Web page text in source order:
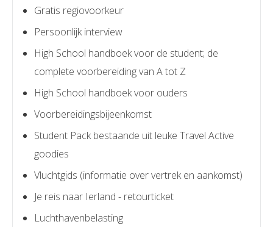
Gratis regiovoorkeur
Persoonlijk interview
High School handboek voor de student; de
complete voorbereiding van A tot Z
High School handboek voor ouders
Voorbereidingsbijeenkomst
Student Pack bestaande uit leuke Travel Active
goodies
Vluchtgids (informatie over vertrek en aankomst)
Je reis naar Ierland - retourticket
Luchthavenbelasting